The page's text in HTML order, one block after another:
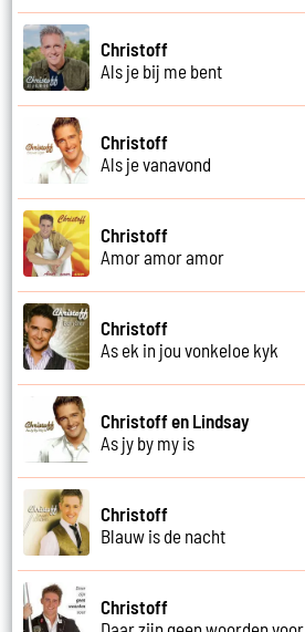
Christoff
Als je bij me bent
Christoff
Als je vanavond
Christoff
Amor amor amor
Christoff
As ek in jou vonkeloe kyk
Christoff en Lindsay
As jy by my is
Christoff
Blauw is de nacht
Christoff